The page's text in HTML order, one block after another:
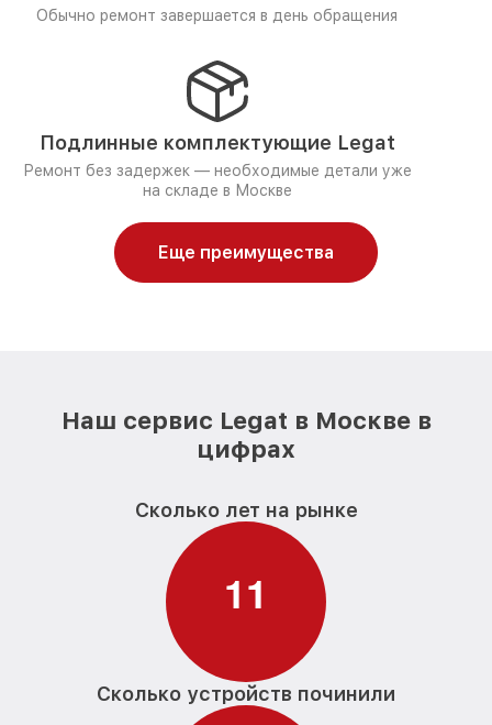
Обычно ремонт завершается в день обращения
Подлинные комплектующие Legat
Ремонт без задержек — необходимые детали уже
на складе в Москве
Еще преимущества
Наш сервис Legat в Москве в
цифрах
Сколько лет на рынке
11
Сколько устройств починили